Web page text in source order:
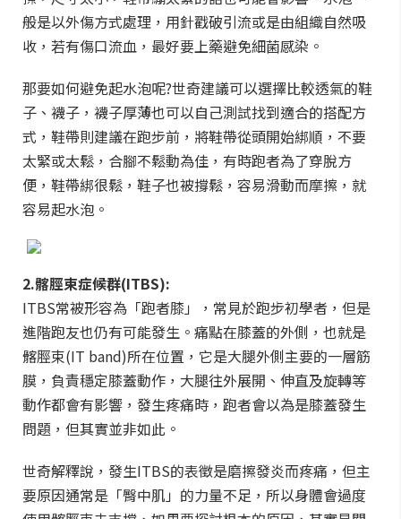
般是以外傷方式處理，用針戳破引流或是由組織自然吸
收，若有傷口流血，最好要上藥避免細菌感染。
那要如何避免起水泡呢?世奇建議可以選擇比較透氣的鞋
子、襪子，襪子厚薄也可以自己測試找到適合的搭配方
式，鞋帶則建議在跑步前，將鞋帶從頭開始綁順，不要
太緊或太鬆，合腳不鬆動為佳，有時跑者為了穿脫方
便，鞋帶綁很鬆，鞋子也被撐鬆，容易滑動而摩擦，就
容易起水泡。
2.髂脛束症候群(ITBS):
ITBS常被形容為「跑者膝」，常見於跑步初學者，但是
進階跑友也仍有可能發生。痛點在膝蓋的外側，也就是
髂脛束(IT band)所在位置，它是大腿外側主要的一層筋
膜，負責穩定膝蓋動作，大腿往外展開、伸直及旋轉等
動作都會有影響，發生疼痛時，跑者會以為是膝蓋發生
問題，但其實並非如此。
世奇解釋說，發生ITBS的表徵是磨擦發炎而疼痛，但主
要原因通常是「臀中肌」的力量不足，所以身體會過度